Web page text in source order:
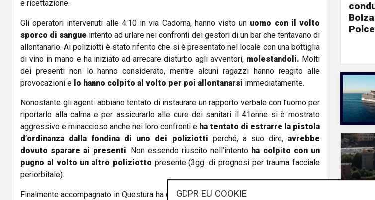
e ricettazione.
Gli operatori intervenuti alle 4.10 in via Cadorna, hanno visto un uomo con il volto
sporco di sangue intento ad urlare nei confronti dei gestori di un bar che tentavano di
allontanarlo. Ai poliziotti è stato riferito che si è presentato nel locale con una bottiglia
di vino in mano e ha iniziato ad arrecare disturbo agli avventori, molestandoli. Molti
dei presenti non lo hanno considerato, mentre alcuni ragazzi hanno reagito alle
provocazioni e lo hanno colpito al volto per poi allontanarsi immediatamente.
Nonostante gli agenti abbiano tentato di instaurare un rapporto verbale con l’uomo per
riportarlo alla calma e per assicurarlo alle cure dei sanitari il 41enne si è mostrato
aggressivo e minaccioso anche nei loro confronti e ha tentato di estrarre la pistola
d’ordinanza dalla fondina di uno dei poliziotti perché, a suo dire,avrebbe
dovuto sparare ai presenti. Non essendo riuscito nell’intento ha colpito con un
pugno al volto un altro poliziotto presente (3gg. di prognosi per trauma facciale
periorbitale).
Finalmente accompagnato in Questura ha continuato ad inveire contro tutto e tutti ed è
GDPR EU COOKIE